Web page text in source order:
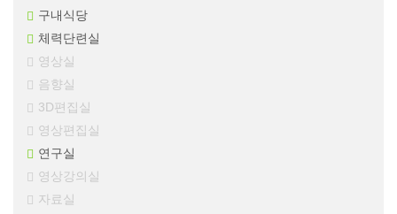
구내식당
체력단련실
영상실
음향실
3D편집실
영상편집실
연구실
영상강의실
자료실